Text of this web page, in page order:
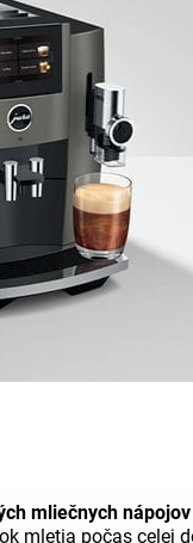
mliečnych
mletia počas celej